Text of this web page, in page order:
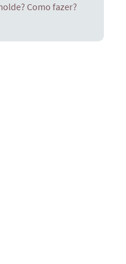
Como fazer?